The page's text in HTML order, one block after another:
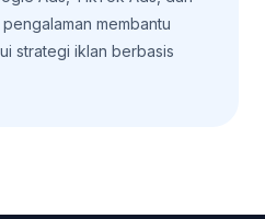
membantu
strategi iklan berbasis